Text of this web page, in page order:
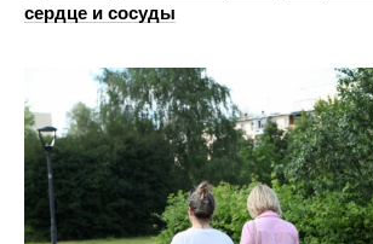
сердце и сосуды